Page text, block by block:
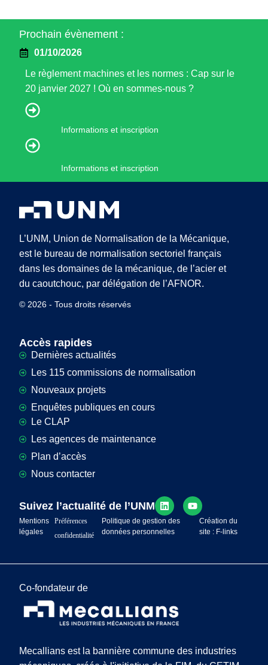
Prochain évènement :
01/10/2026
Le règlement machines et les normes : Cap sur le
20 janvier 2027 ! Où en sommes-nous ?
Informations et inscription
Informations et inscription
L’UNM, Union de Normalisation de la Mécanique,
est le bureau de normalisation sectoriel français
dans les domaines de la mécanique, de l’acier et
du caoutchouc, par délégation de l’AFNOR.
© 2026 - Tous droits réservés
Accès rapides
Dernières actualités
Les 115 commissions de normalisation
Nouveaux projets
Enquêtes publiques en cours
Le CLAP
Les agences de maintenance
Plan d’accès
Nous contacter
Suivez l’actualité de l’UNM
Mentions
légales
Préférences
confidentialité
Politique de gestion des
données personnelles
Création du
site : F-links
Co-fondateur de
Mecallians est la bannière commune des industries